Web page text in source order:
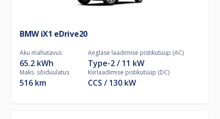
BMW iX1 eDrive20
Aku mahutavus
65.2 kWh
Maks. sõiduulatus
516 km
Aeglase laadimise pistikutüüp (AC)
Type-2 11 kW
Kiirlaadimise pistikutüüp (DC)
CCS 130 kW